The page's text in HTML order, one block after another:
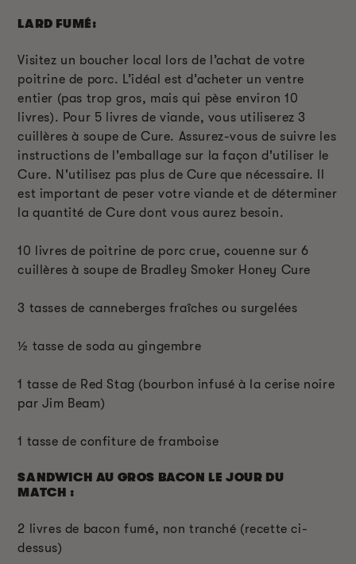
LARD FUMÉ:
Visitez un boucher local lors de l’achat de votre
poitrine de porc. L’idéal est d’acheter un ventre
entier (pas trop gros, mais qui pèse environ 10
livres). Pour 5 livres de viande, vous utiliserez 3
cuillères à soupe de Cure. Assurez-vous de suivre les
instructions de l'emballage sur la façon d'utiliser le
Cure. N'utilisez pas plus de Cure que nécessaire. Il
est important de peser votre viande et de déterminer
la quantité de Cure dont vous aurez besoin.
10 livres de poitrine de porc crue, couenne sur 6
cuillères à soupe de Bradley Smoker Honey Cure
3 tasses de canneberges fraîches ou surgelées
½ tasse de soda au gingembre
1 tasse de Red Stag (bourbon infusé à la cerise noire
par Jim Beam)
1 tasse de confiture de framboise
SANDWICH AU GROS BACON LE JOUR DU
MATCH :
2 livres de bacon fumé, non tranché (recette ci-
dessus)